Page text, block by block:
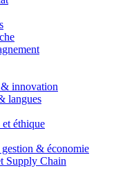
& innovation
langues
éthique
& économie
Supply Chain